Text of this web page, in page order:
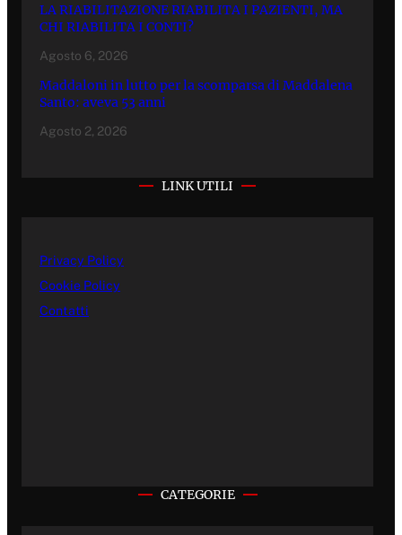
LA RIABILITAZIONE RIABILITA I PAZIENTI, MA
CHI RIABILITA I CONTI?
Agosto 6, 2026
Maddaloni in lutto per la scomparsa di Maddalena
Santo: aveva 53 anni
Agosto 2, 2026
LINK UTILI
Privacy Policy
Cookie Policy
Contatti
CATEGORIE